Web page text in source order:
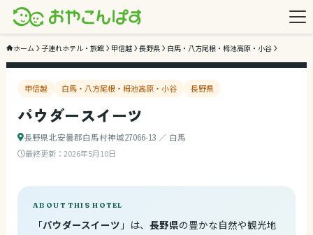
ホーム 子連れホテル・旅館 甲信越 長野県 白馬・八方尾根・栂池高原・小谷
甲信越 白馬・八方尾根・栂池高原・小谷 長野県
パウダースイーツ
長野県北安曇郡白馬村神城27066-13 ／ 白馬
最終更新： 2026年5月10日
ABOUT THIS HOTEL
「パウダースイーツ 」は、 長野県の豊かな自然や観光地